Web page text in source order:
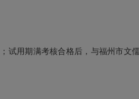
试用期满考核合格后，与福州市